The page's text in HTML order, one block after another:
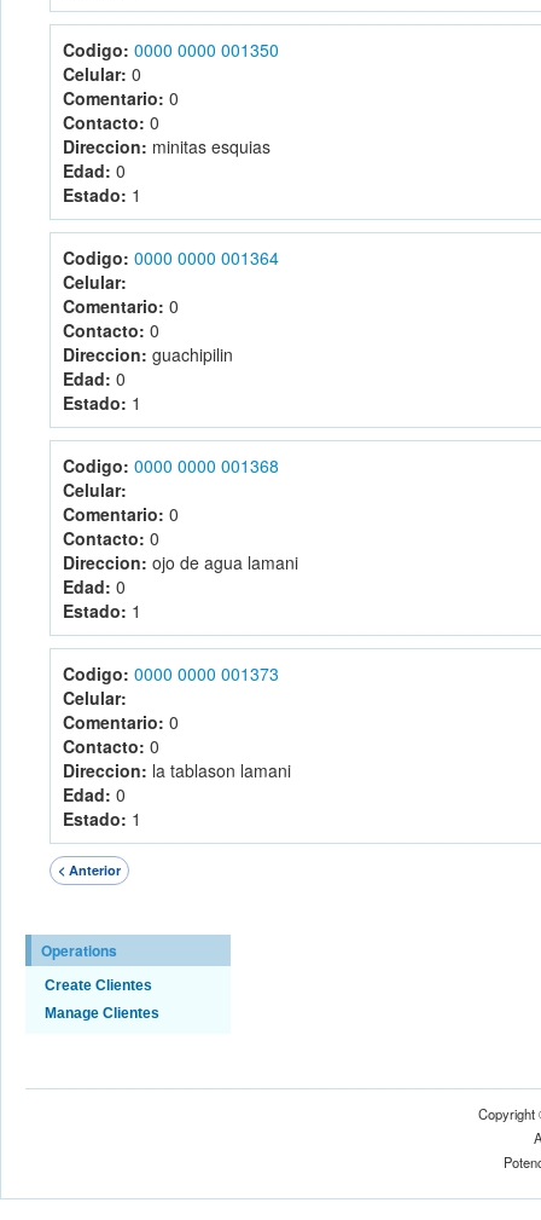
Codigo: 0000 0000 001350
Celular: 0
Comentario: 0
Contacto: 0
Direccion: minitas esquias
Edad: 0
Estado: 1
Codigo: 0000 0000 001364
Celular:
Comentario: 0
Contacto: 0
Direccion: guachipilin
Edad: 0
Estado: 1
Codigo: 0000 0000 001368
Celular:
Comentario: 0
Contacto: 0
Direccion: ojo de agua lamani
Edad: 0
Estado: 1
Codigo: 0000 0000 001373
Celular:
Comentario: 0
Contacto: 0
Direccion: la tablason lamani
Edad: 0
Estado: 1
< Anterior
Operations
Create Clientes
Manage Clientes
Copyright